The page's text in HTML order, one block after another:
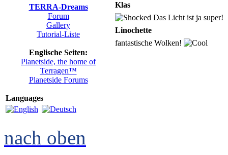
TERRA-Dreams
Forum
Gallery
Tutorial-Liste
Englische Seiten:
Planetside, the home of
Terragen™
Planetside Forums
Languages
Klas
Das Licht ist ja super!
Linochette
fantastische Wolken!
nach oben